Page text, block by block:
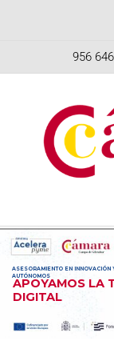
956
APOYAMOS LA
DIGITAL
ASESORAMIENTO EN
AUTÓNOMOS